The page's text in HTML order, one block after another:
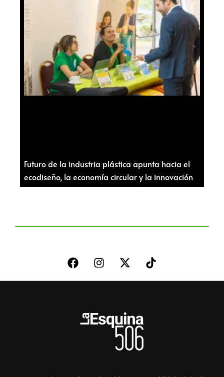
Futuro de la industria plástica apunta hacia el
ecodiseño, la economía circular y la innovación